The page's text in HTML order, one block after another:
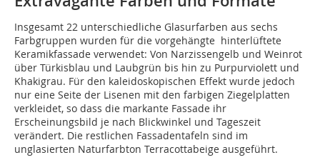
Insgesamt 22 unterschiedliche Glasurfarben aus sechs
Farbgruppen wurden für die vorgehängte hinterlüftete
Keramikfassade verwendet: Von Narzissengelb und Weinrot
über Türkisblau und Laubgrün bis hin zu Purpurviolett und
Khakigrau. Für den kaleidoskopischen Effekt wurde jedoch
nur eine Seite der Lisenen mit den farbigen Ziegelplatten
verkleidet, so dass die markante Fassade ihr
Erscheinungsbild je nach Blickwinkel und Tageszeit
verändert. Die restlichen Fassadentafeln sind im
unglasierten Naturfarbton Terracottabeige ausgeführt.